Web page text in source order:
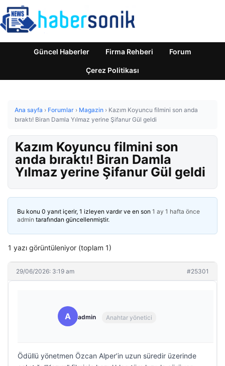
Güncel Haberler Firma Rehberi Forum
Çerez Politikası
Ana sayfa › Forumlar › Magazin › Kazım Koyuncu filmini son anda
bıraktı! Biran Damla Yılmaz yerine Şifanur Gül geldi
Kazım Koyuncu filmini son
anda bıraktı! Biran Damla
Yılmaz yerine Şifanur Gül geldi
Bu konu 0 yanıt içerir, 1 izleyen vardır ve en son 1 ay 1 hafta önce
admin tarafından güncellenmiştir.
1 yazı görüntüleniyor (toplam 1)
29/06/2026: 3:19 am #25301
A admin Anahtar yönetici
Ödüllü yönetmen Özcan Alper’in uzun süredir üzerinde